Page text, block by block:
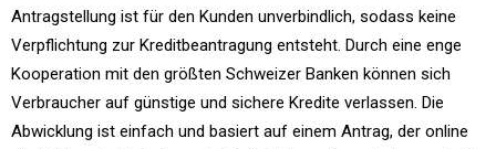
Antragstellung ist für den Kunden unverbindlich, sodass keine
Verpflichtung zur Kreditbeantragung entsteht. Durch eine enge
Kooperation mit den größten Schweizer Banken können sich
Verbraucher auf günstige und sichere Kredite verlassen. Die
Abwicklung ist einfach und basiert auf einem Antrag, der online